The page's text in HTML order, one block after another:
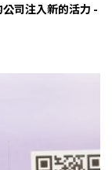
司注入新的活力 -